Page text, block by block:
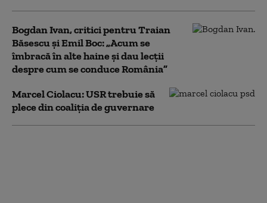
Bogdan Ivan, critici pentru Traian
Băsescu și Emil Boc: „Acum se
îmbracă în alte haine și dau lecţii
despre cum se conduce România”
Marcel Ciolacu: USR trebuie să
plece din coaliţia de guvernare